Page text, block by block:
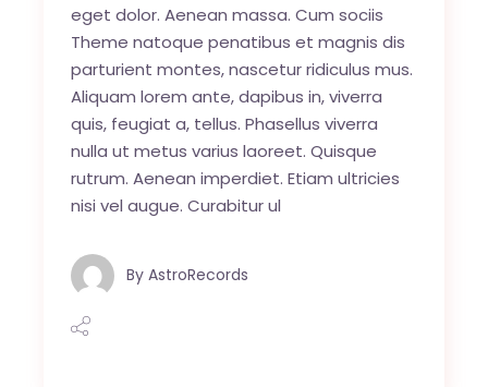
eget dolor. Aenean massa. Cum sociis
Theme natoque penatibus et magnis dis
parturient montes, nascetur ridiculus mus.
Aliquam lorem ante, dapibus in, viverra
quis, feugiat a, tellus. Phasellus viverra
nulla ut metus varius laoreet. Quisque
rutrum. Aenean imperdiet. Etiam ultricies
nisi vel augue. Curabitur ul
By AstroRecords